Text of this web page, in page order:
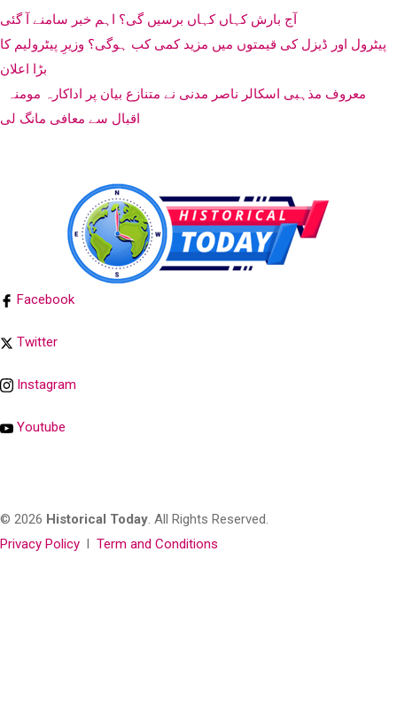
آج بارش کہاں کہاں برسیں گی؟ اہم خبر سامنے آ گئی
پیٹرول اور ڈیزل کی قیمتوں میں مزید کمی کب ہوگی؟ وزیرِ پیٹرولیم کا
بڑا اعلان
اقبال سے معافی مانگ لی
Facebook
Twitter
Instagram
Youtube
© 2026 Historical Today. All Rights Reserved.
Privacy Policy l Term and Conditions